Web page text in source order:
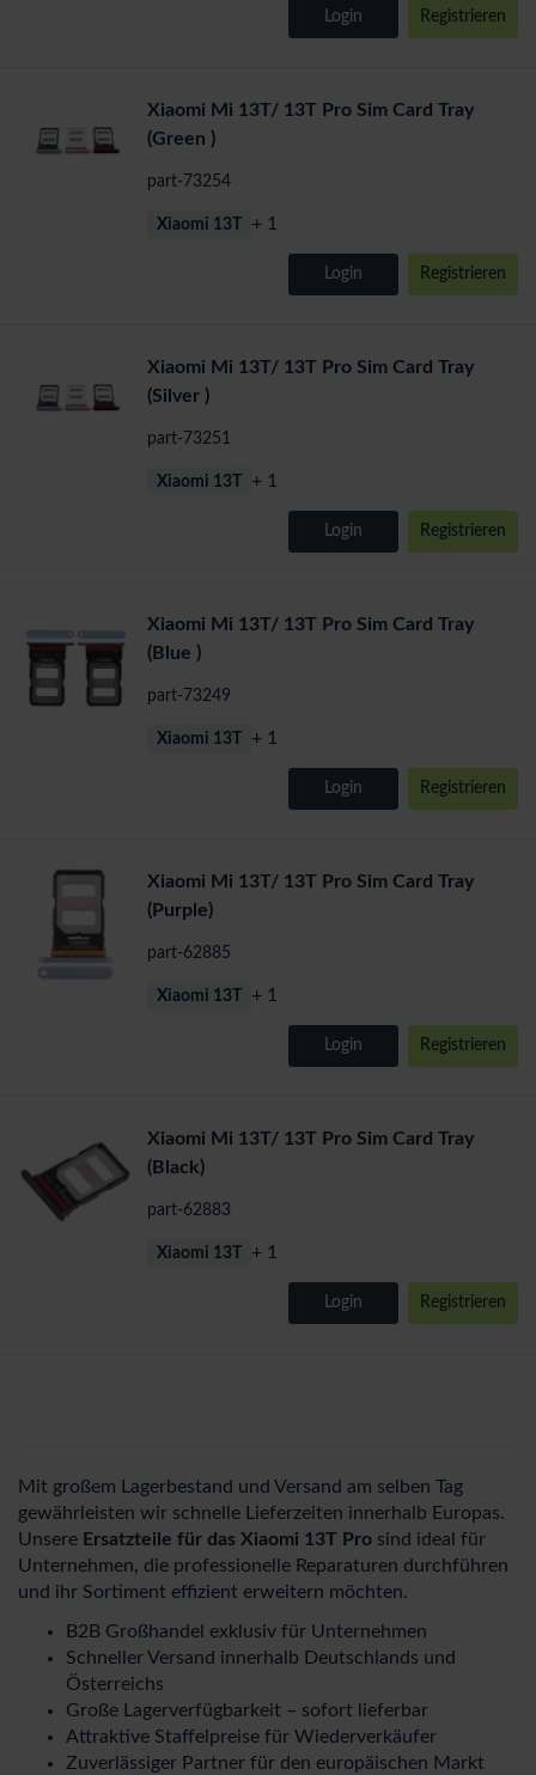
Login Registrieren
Xiaomi Mi 13T/ 13T Pro Sim Card Tray
(Green )
part-73254
Xiaomi 13T + 1
Login Registrieren
Xiaomi Mi 13T/ 13T Pro Sim Card Tray
(Silver )
part-73251
Xiaomi 13T + 1
Login Registrieren
Xiaomi Mi 13T/ 13T Pro Sim Card Tray
(Blue )
part-73249
Xiaomi 13T + 1
Login Registrieren
Xiaomi Mi 13T/ 13T Pro Sim Card Tray
(Purple)
part-62885
Xiaomi 13T + 1
Login Registrieren
Xiaomi Mi 13T/ 13T Pro Sim Card Tray
(Black)
part-62883
Xiaomi 13T + 1
Login Registrieren
Mit großem Lagerbestand und Versand am selben Tag
gewährleisten wir schnelle Lieferzeiten innerhalb Europas.
Unsere Ersatzteile für das Xiaomi 13T Pro sind ideal für
Unternehmen, die professionelle Reparaturen durchführen
und ihr Sortiment effizient erweitern möchten.
B2B Großhandel exklusiv für Unternehmen
Schneller Versand innerhalb Deutschlands und
Österreichs
Große Lagerverfügbarkeit – sofort lieferbar
Attraktive Staffelpreise für Wiederverkäufer
Zuverlässiger Partner für den europäischen Markt